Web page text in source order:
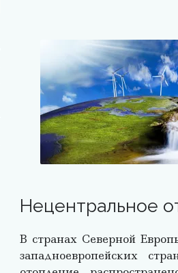
Нецентральное
В странах Северной
западноевропейских